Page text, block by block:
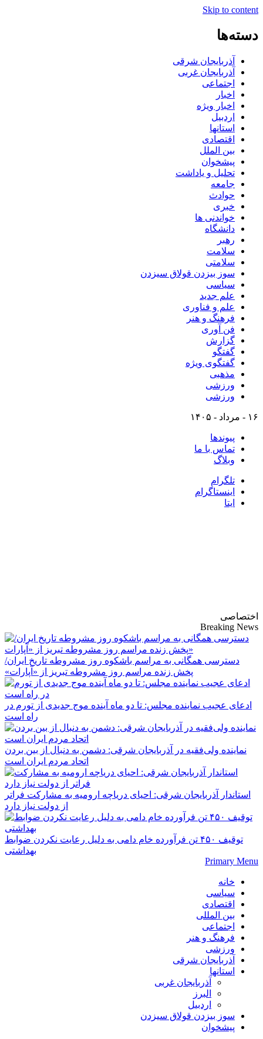
Skip to content
دسته‌ها
آذربایجان شرقی
آذربایجان غربی
اجتماعی
اخبار
اخبار ویژه
اردبیل
استانها
اقتصادی
بین الملل
پیشخوان
تحلیل و یاداشت
جامعه
حوادث
خبری
خواندنی ها
دانشگاه
رهبر
سلامت
سلامتی
سوز بیزدن قولاق سیزدن
سیاسی
علم جدید
علم و فناوری
فرهنگ و هنر
فن آوری
گزارش
گفتگو
گفتگوی ویژه
مذهبی
ورزشی
ورزشی
۱۶ - مرداد - ۱۴۰۵
پیوندها
تماس با ما
وبلاگ
تلگرام
اینستاگرام
ایتا
اختصاصی
Breaking News
دسترسی همگانی به مراسم باشکوه روز مشروطه تاریخ ایران/
پخش زنده مراسم روز مشروطه تبریز از «آپارات»
ادعای عجیب نماینده مجلس: تا دو ماه آینده موج جدیدی از تورم در
راه است
نماینده ولی‌فقیه در آذربایجان شرقی: دشمن به دنبال از بین بردن
اتحاد مردم ایران است
استاندار آذربایجان شرقی: احیای دریاچه ارومیه به مشارکت فراتر
از دولت نیاز دارد
توقیف ۴۵۰ تن فرآورده خام دامی به دلیل رعایت نکردن ضوابط
بهداشتی
Primary Menu
خانه
سیاسی
اقتصادی
بین المللی
اجتماعی
فرهنگ و هنر
ورزشی
آذربایجان شرقی
استانها
آذربایجان غربی
البرز
اردبیل
سوز بیزدن قولاق سیزدن
پیشخوان